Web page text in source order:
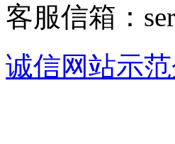
客服信箱：
诚信网站示